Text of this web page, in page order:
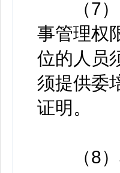
（7）《
事管理权
位的人员
须提供委
证明。
（8）